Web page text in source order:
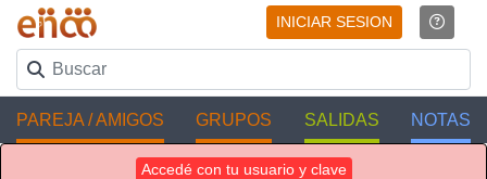
INICIAR SESION
PAREJA / AMIGOS GRUPOS SALIDAS NOTAS
Accedé con tu usuario y clave